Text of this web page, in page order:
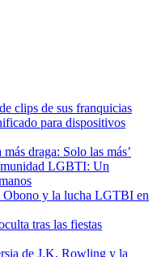
clips de sus franquicias
para dispositivos
draga: Solo las más’
LGBTI: Un
Obono y la lucha LGTBI en
tras las fiestas
de J.K. Rowling y la